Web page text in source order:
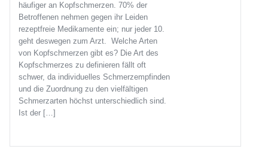
häufiger an Kopfschmerzen. 70% der
Betroffenen nehmen gegen ihr Leiden
rezeptfreie Medikamente ein; nur jeder 10.
geht deswegen zum Arzt. Welche Arten
von Kopfschmerzen gibt es? Die Art des
Kopfschmerzes zu definieren fällt oft
schwer, da individuelles Schmerzempfinden
und die Zuordnung zu den vielfältigen
Schmerzarten höchst unterschiedlich sind.
Ist der […]